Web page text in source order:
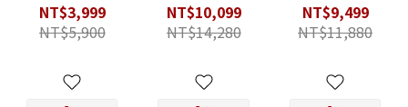
NT$3,999
NT$5,900
NT$10,099
NT$14,280
NT$9,499
NT$11,880